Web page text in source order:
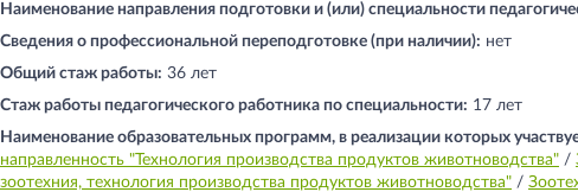
Наименование направления подготовки и (или) специальности
Сведения о профессиональной переподготовке (при наличии): нет
Общий стаж работы: 36 лет
Стаж работы педагогического работника по специальности: 17 лет
Наименование образовательных программ, в реализации которых
направленность "Технология производства продуктов животноводства" /
зоотехния, технология производства продуктов животноводства" /